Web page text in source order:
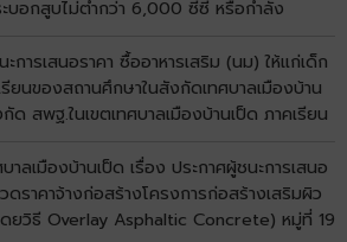
บอกสูบไม่ต่ำกว่า 6,000 ซีซี หรือกำลัง
ด้วยวิธีประกวดราคาอิเล็กทรอนิกส์ (e-
ะกาศประกวดราคา
ะการเสนอราคา ซื้ออาหารเสริม (นม) ให้แก่เด็ก
รียนของสถานศึกษาในสังกัดเทศบาลเมืองบ้าน
ด สพฐ.ในเขตเทศบาลเมืองบ้านเป็ด ภาคเรียน
บาลเมืองบ้านเป็ด เรื่อง ประกาศผู้ชนะการเสนอ
ดราคาจ้างก่อสร้างโครงการก่อสร้างเสริมผิว
ยวิธี Overlay Asphaltic Concrete) หมู่ที่ 19